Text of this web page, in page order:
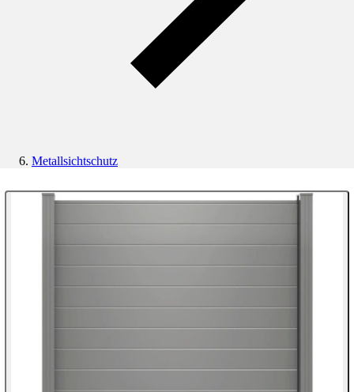
Metallsichtschutz